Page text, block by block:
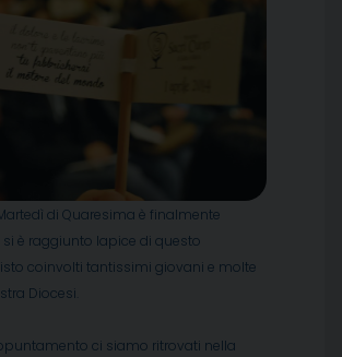
di Quaresima è finalmente
è raggiunto lapice di questo
coinvolti tantissimi giovani e molte
Diocesi.
ci siamo ritrovati nella